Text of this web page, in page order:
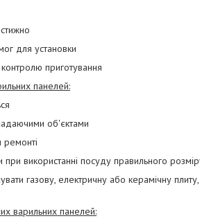
для установки
приготування
панелей:
об'єктами
при використанні посуду правильного
газову, електричну або керамічну
варильних панелей: